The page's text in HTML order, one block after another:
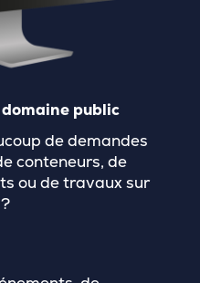
public
de demandes
conteneurs, de
ou de travaux sur